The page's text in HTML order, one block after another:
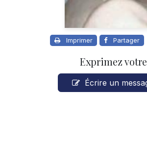
Imprimer Partager
Exprimez
Écrire un